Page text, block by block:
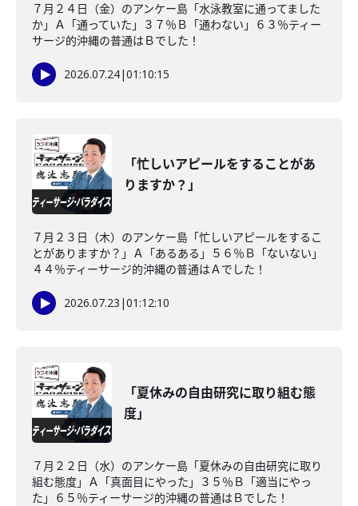
７月２４日（金）のアンケー島「水泳教室に通ってました
か」Ａ「通っていた」３７％Ｂ「通わない」６３％ティー
サージ的沖縄の普通はＢでした！
2026.07.24|01:10:15
「忙しいアピールをすることがあ
りますか？」
７月２３日（木）のアンケー島「忙しいアピールをするこ
とがありますか？」Ａ「あるある」５６％Ｂ「ないない」
４４％ティーサージ的沖縄の普通はＡでした！
2026.07.23 |01:12:10
「夏休みの自由研究に取り組む態
度」
７月２２日（水）のアンケー島「夏休みの自由研究に取り
組む態度」Ａ「真面目にやった」３５％Ｂ「適当にやっ
た」６５％ティーサージ的沖縄の普通はＢでした！